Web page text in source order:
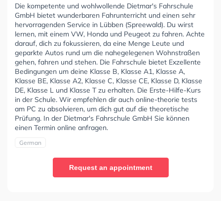
Die kompetente und wohlwollende Dietmar's Fahrschule
GmbH bietet wunderbaren Fahrunterricht und einen sehr
hervorragenden Service in Lübben (Spreewald). Du wirst
lernen, mit einem VW, Honda und Peugeot zu fahren. Achte
darauf, dich zu fokussieren, da eine Menge Leute und
geparkte Autos rund um die nahegelegenen Wohnstraßen
gehen, fahren und stehen. Die Fahrschule bietet Exzellente
Bedingungen um deine Klasse B, Klasse A1, Klasse A,
Klasse BE, Klasse A2, Klasse C, Klasse CE, Klasse D, Klasse
DE, Klasse L und Klasse T zu erhalten. Die Erste-Hilfe-Kurs
in der Schule. Wir empfehlen dir auch online-theorie tests
am PC zu absolvieren, um dich gut auf die theoretische
Prüfung. In der Dietmar's Fahrschule GmbH Sie können
einen Termin online anfragen.
German
Request an appointment